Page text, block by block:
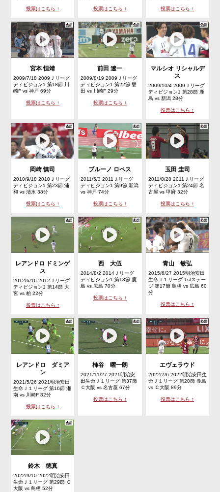
投票はこちら ↑ 投票はこちら ↑ 投票はこちら ↑
宮本 恒靖
2009/7/18 2009Ｊリーグ
ディビジョン1 第18節 川
崎F vs 神戸 69分
投票はこちら ↑
前田 遼一
2009/8/19 2009Ｊリーグ
ディビジョン1 第22節 磐
田 vs 川崎F 29分
投票はこちら ↑
マルシオ リシャルデ
ス
2009/10/4 2009Ｊリーグ
ディビジョン1 第28節 鹿
島 vs 新潟 28分
投票はこちら ↑
岡崎 慎司
2010/9/18 2010Ｊリーグ
ディビジョン1 第23節 浦
和 vs 清水 38分
投票はこちら ↑
ブルーノ ロペス
2011/5/3 2011Ｊリーグ
ディビジョン1 第9節 新潟
vs 神戸 74分
投票はこちら ↑
玉田 圭司
2011/8/28 2011Ｊリーグ
ディビジョン1 第24節 名
古屋 vs 甲府 32分
投票はこちら ↑
レアンドロ ドミンゲ
ス
2012/6/16 2012Ｊリーグ
ディビジョン1 第14節 大
宮 vs 柏 22分
投票はこちら ↑
西 大伍
2014/8/2 2014Ｊリーグ
ディビジョン1 第18節 鹿
島 vs 広島 70分
投票はこちら ↑
青山 敏弘
2015/6/27 2015明治安田
生命Ｊ１リーグ 1stステー
ジ 第17節 鳥栖 vs 広島 60
分
投票はこちら ↑
レアンドロ ダミア
ン
2021/5/26 2021明治安田
生命Ｊ１リーグ 第16節 湘
南 vs 川崎F 82分
投票はこちら ↑
柿谷 曜一朗
2021/11/27 2021明治安
田生命Ｊ１リーグ 第37節
Ｃ大阪 vs 名古屋 67分
投票はこちら ↑
エヴェラウド
2022/7/6 2022明治安田生
命Ｊ１リーグ 第20節 鹿島
vs Ｃ大阪 89分
投票はこちら ↑
鈴木 徳真
2022/9/10 2022明治安田
生命Ｊ１リーグ 第29節 Ｃ
大阪 vs 鳥栖 52分